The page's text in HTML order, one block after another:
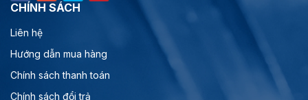
CHÍNH SÁCH
Liên hệ
Hướng dẫn mua hàng
Chính sách thanh toán
Chính sách đổi trả